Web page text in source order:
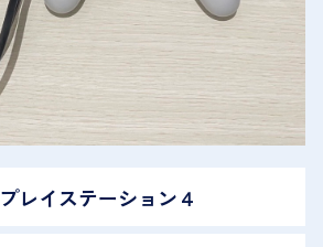
プレイステーション４